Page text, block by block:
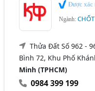
Được xác
Ngành:
Thửa Đất Số 962 -
Bình 72, Khu Phố
Minh (TPHCM)
0984 399 199